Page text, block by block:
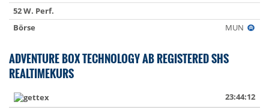
52 W. Perf.
Börse
MUN
ADVENTURE BOX TECHNOLOGY AB REGISTERED SHS
REALTIMEKURS
23:44:12